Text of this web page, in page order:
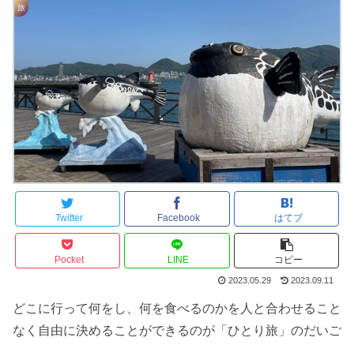
旅
Twitter Facebook はてブ
Pocket LINE コピー
2023.05.29 2023.09.11
どこに行って何をし、何を食べるのかを人と合わせること
なく自由に決めることができるのが「ひとり旅」のだいご